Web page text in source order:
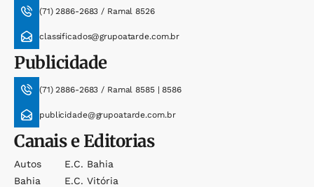
(71) 2886-2683 / Ramal 8526
classificados@grupoatarde.com.br
Publicidade
(71) 2886-2683 / Ramal 8585 | 8586
publicidade@grupoatarde.com.br
Canais e Editorias
Autos
Bahia
E.c. Bahia
E.c. Vitória